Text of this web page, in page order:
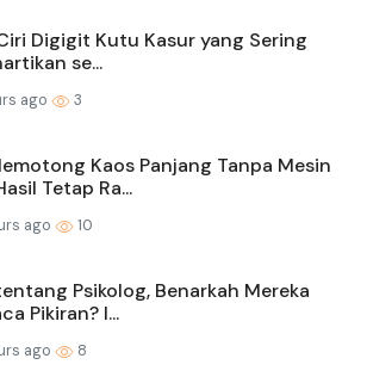
Digigit Kutu Kasur yang Sering
se...
ago 3
Kaos Panjang Tanpa Mesin
Tetap Ra...
ago 10
Psikolog, Benarkah Mereka
Pikiran? I...
ago 8